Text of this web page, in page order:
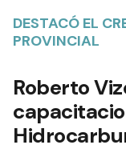
DESTACÓ EL
PROVINCIAL
Roberto